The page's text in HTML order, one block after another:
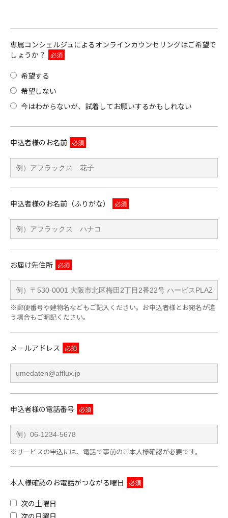
専属コンシェルジュによるオンラインカウンセリングはご希望で
しょうか？
希望する
希望しない
今はわからないが、試着してお願いするかもしれない
申込者様のお名前
申込者様のお名前（ふりがな）
お届け先住所
※郵便番号や建物名などもご記入ください。お申込者様とお宛名が違
う場合もご明記ください。
メールアドレス
申込者様の電話番号
※サービスの申込には、電話で事前のご本人様確認が必要です。
本人様確認のお電話がつながる曜日
次の土曜日
次の日曜日